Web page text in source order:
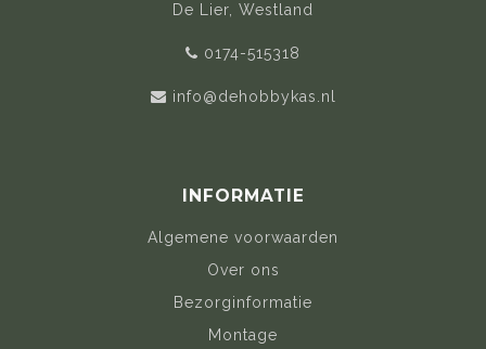
De Lier, Westland
0174-515318
info@dehobbykas.nl
INFORMATIE
Algemene voorwaarden
Over ons
Bezorginformatie
Montage